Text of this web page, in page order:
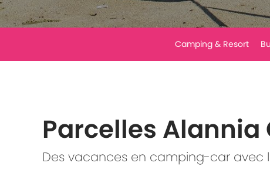
Camping & Resort
Parcelles Alannia
Des vacances en camping-car avec